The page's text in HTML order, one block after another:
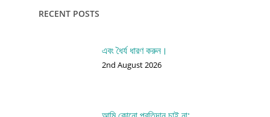
RECENT POSTS
এবং ধৈর্য ধারণ করুন।
2nd August 2026